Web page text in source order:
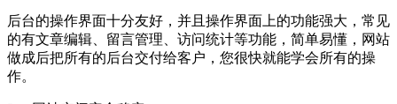
后台的操作界面十分友好，并且操作界面上的功能强大，常见
的有文章编辑、留言管理、访问统计等功能，简单易懂，网站
做成后把所有的后台交付给客户，您很快就能学会所有的操
作。